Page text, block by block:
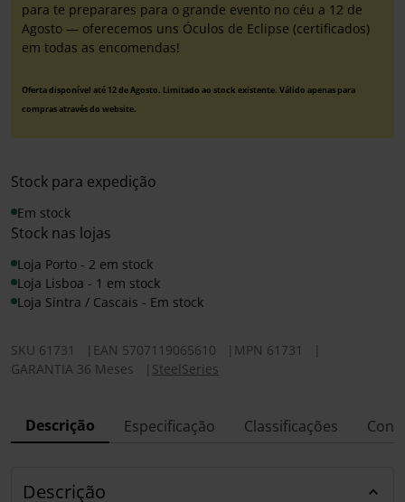
para te preparares para o grande evento no céu a 12 de
Agosto — oferecemos uns Óculos de Eclipse (certificados)
em todas as encomendas!
Oferta disponível até 12 de Agosto. Limitado ao stock existente. Válido apenas para
compras através do website.
Stock para expedição
Em stock
Stock nas lojas
Loja Porto - 2 em stock
Loja Lisboa - 1 em stock
Loja Sintra / Cascais - Em stock
SKU 61731 EAN 5707119065610 MPN 61731
GARANTIA 36 Meses
SteelSeries
Descrição Especificação Classificações
Descrição